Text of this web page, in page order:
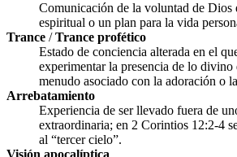
Comunicación de la voluntad de Dios
espiritual o un plan para la vida
Trance /Trance profético
Estado de conciencia alterada en el
experimentar la presencia de lo divino
menudo asociado con la adoración o
Arrebatamiento
Experiencia de ser llevado fuera de
extraordinaria; en 2 Corintios 12:2-4
al “tercer cielo”.